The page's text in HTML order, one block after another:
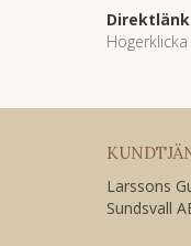
Larssons
Sundsvall